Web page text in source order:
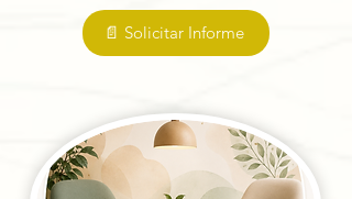
📄 Solicitar Informe